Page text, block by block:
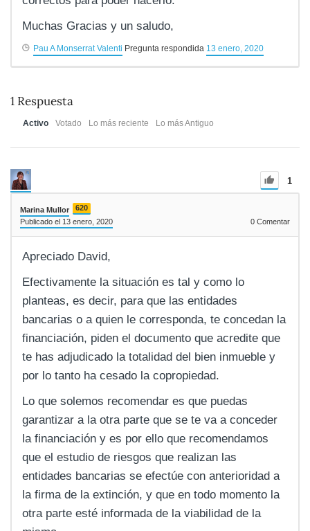
Muchas Gracias y un saludo,
Pau A Monserrat Valenti Pregunta respondida 13 enero, 2020
1 Respuesta
Activo Votado Lo más reciente Lo más Antiguo
1
Marina Mullor
620
Publicado el 13 enero, 2020
0 Comentar
Apreciado David,
Efectivamente la situación es tal y como lo
planteas, es decir, para que las entidades
bancarias o a quien le corresponda, te concedan la
financiación, piden el documento que acredite que
te has adjudicado la totalidad del bien inmueble y
por lo tanto ha cesado la copropiedad.
Lo que solemos recomendar es que puedas
garantizar a la otra parte que se te va a conceder
la financiación y es por ello que recomendamos
que el estudio de riesgos que realizan las
entidades bancarias se efectúe con anterioridad a
la firma de la extinción, y que en todo momento la
otra parte esté informada de la viabilidad de la